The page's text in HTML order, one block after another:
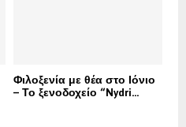
Φιλοξενία με θέα στο Ιόνιο
– Το ξενοδοχείο “Nydri...